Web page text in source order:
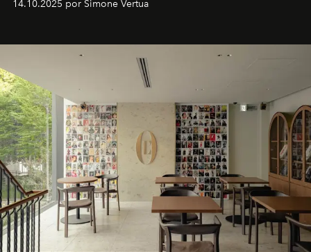
14.10.2025 por Simone Vertua